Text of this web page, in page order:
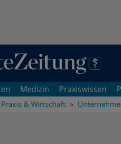
Medizin Praxiswissen
Praxis & Wirtschaft